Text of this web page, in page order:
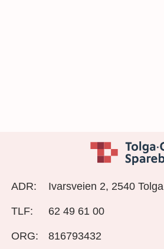
ADR: Ivarsveien 2, 2540 Tolga
TLF: 62 49 61 00
ORG: 816793432